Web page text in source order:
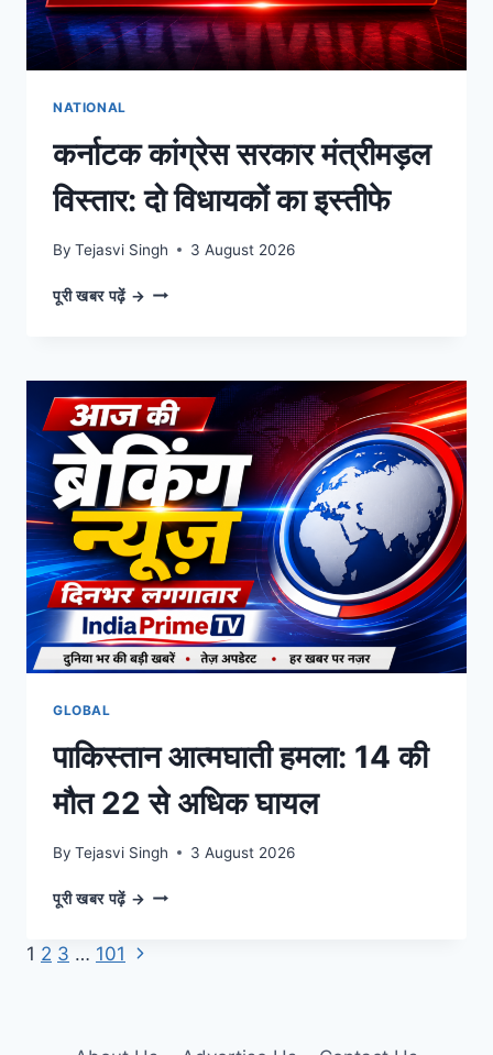
एसओपी
.
NATIONAL
कर्नाटक कांग्रेस सरकार मंत्रीमड़ल
विस्तार: दो विधायकों का इस्तीफे
By Tejasvi Singh 3 August 2026
पूरी खबर पढ़ें → कर्नाटक
विस्तार:
दो
विधायकों
का
इस्तीफे
GLOBAL
पाकिस्तान आत्मघाती हमला: 14 की
मौत 22 से अधिक घायल
By Tejasvi Singh 3 August 2026
पूरी खबर पढ़ें → पाकिस्तान
Page
1 2 3 … 101 Next